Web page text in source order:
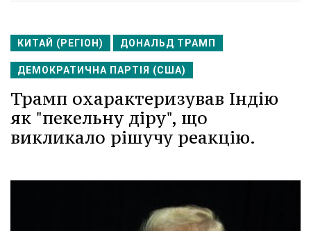
КИТАЙ (РЕГІОН) ДОНАЛЬД ТРАМП
ДЕМОКРАТИЧНА ПАРТІЯ (США)
Трамп охарактеризував Індію
як "пекельну діру", що
викликало рішучу реакцію.